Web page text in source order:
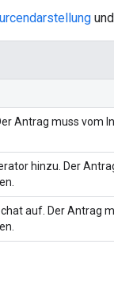
Antrag muss vom
hinzu. Der
auf. Der Antrag